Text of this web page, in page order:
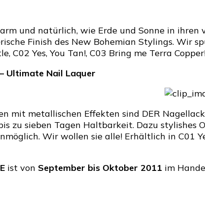
und natürlich, wie Erde und Sonne in
Finish des New Bohemian Stylings. Wir
C02 Yes, You Tan!, C03 Bring me Terra
Ultimate Nail Laquer
mit metallischen Effekten sind DER
zu sieben Tagen Haltbarkeit. Dazu
Wir wollen sie alle! Erhältlich in C01
ist von September bis Oktober 2011 im